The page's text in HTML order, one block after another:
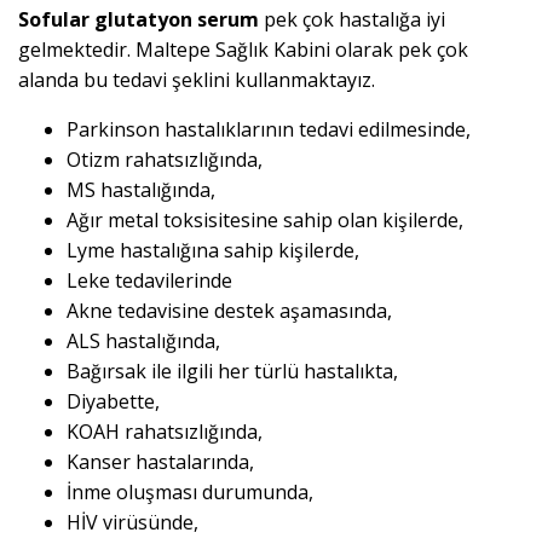
Sofular glutatyon serum pek çok hastalığa iyi
gelmektedir. Maltepe Sağlık Kabini olarak pek çok
alanda bu tedavi şeklini kullanmaktayız.
Parkinson hastalıklarının tedavi edilmesinde,
Otizm rahatsızlığında,
MS hastalığında,
Ağır metal toksisitesine sahip olan kişilerde,
Lyme hastalığına sahip kişilerde,
Leke tedavilerinde
Akne tedavisine destek aşamasında,
ALS hastalığında,
Bağırsak ile ilgili her türlü hastalıkta,
Diyabette,
KOAH rahatsızlığında,
Kanser hastalarında,
İnme oluşması durumunda,
HİV virüsünde,